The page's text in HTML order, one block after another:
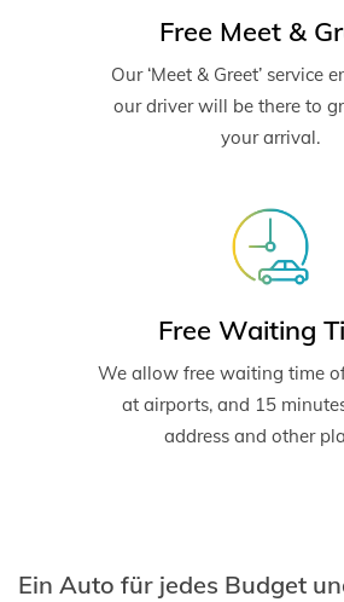
Free Meet &
Our ‘Meet & Greet’ service
our driver will be there to
your arrival.
Free Waiting
We allow free waiting time
at airports, and 15
address and other
Ein Auto für jedes Budget